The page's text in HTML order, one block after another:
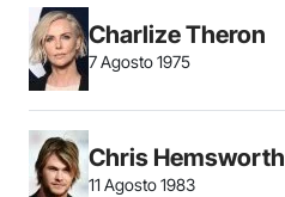
Charlize Theron
7 Agosto 1975
Chris Hemsworth
11 Agosto 1983